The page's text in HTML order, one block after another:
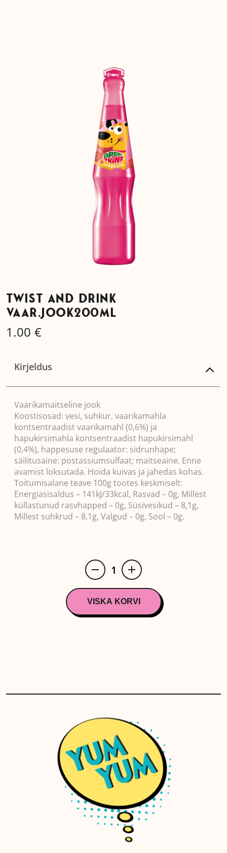
TWIST AND DRINK
VAAR.JOOK200ML
1.00€
Kirjeldus
Vaarikamaitseline jook
Koostisosad: vesi, suhkur, vaarikamahla
kontsentraadist vaarikamahl (0,6%) ja
hapukirsimahla kontsentraadist hapukirsimahl
(0,4%), happesuse regulaator: sidrunhape;
säilitusaine: postassiumsulfaat; maitseaine. Enne
avamist loksutada. Hoida kuivas ja jahedas kohas.
Toitumisalane teave 100g tootes keskmiselt:
Energiasisaldus – 141kJ/33kcal, Rasvad – 0g, Millest
küllastunud rasvhapped – 0g, Süsivesikud – 8,1g,
Millest suhkrud – 8,1g, Valgud – 0g, Sool – 0g.
TWIST
DRINK
VAAR.JOOK200ML
VISKA KORVI